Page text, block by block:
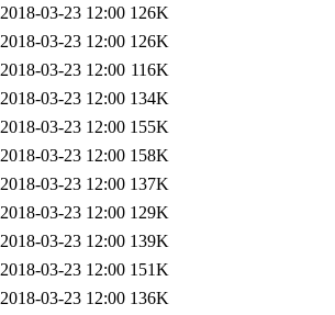
2018-03-23 12:00 126K
2018-03-23 12:00 126K
2018-03-23 12:00 116K
2018-03-23 12:00 134K
2018-03-23 12:00 155K
2018-03-23 12:00 158K
2018-03-23 12:00 137K
2018-03-23 12:00 129K
2018-03-23 12:00 139K
2018-03-23 12:00 151K
2018-03-23 12:00 136K